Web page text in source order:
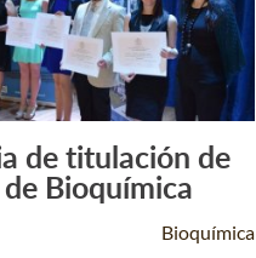
Leer Más +
de titulación de
Bioquímica
Bioquímica